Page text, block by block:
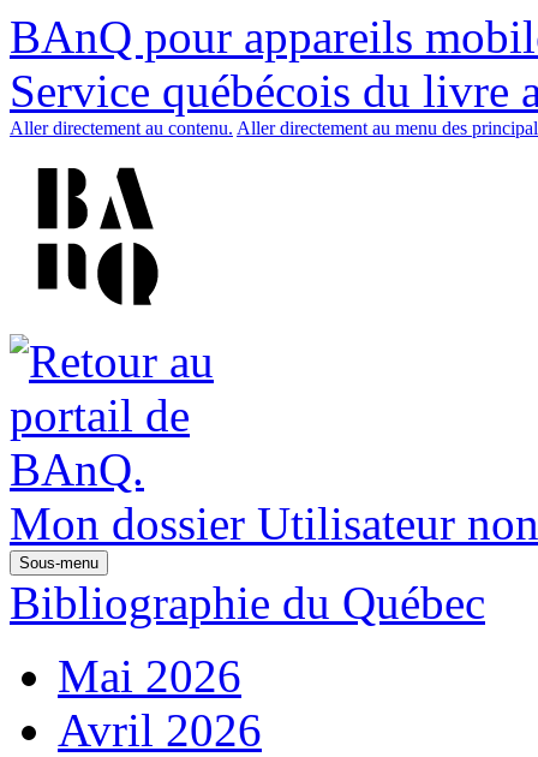
BAnQ pour appareils
Service québécois du livre
Aller directement au contenu. Aller directement au menu des
Mon dossier Utilisateur
Sous-menu
Bibliographie du Québec
Mai 2026
Avril 2026